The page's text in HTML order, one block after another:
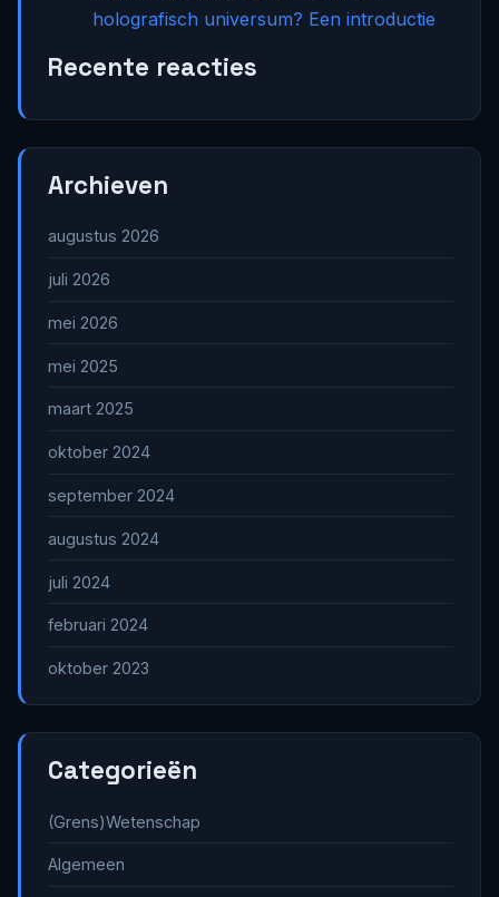
holografisch universum? Een introductie
Recente reacties
Archieven
augustus 2026
juli 2026
mei 2026
mei 2025
maart 2025
oktober 2024
september 2024
augustus 2024
juli 2024
februari 2024
oktober 2023
Categorieën
(Grens)Wetenschap
Algemeen